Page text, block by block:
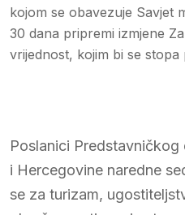
kojom se obavezuje Savjet
30 dana pripremi izmjene
vrijednost, kojim bi se
Poslanici Predstavničkog
i Hercegovine naredne
se za turizam,